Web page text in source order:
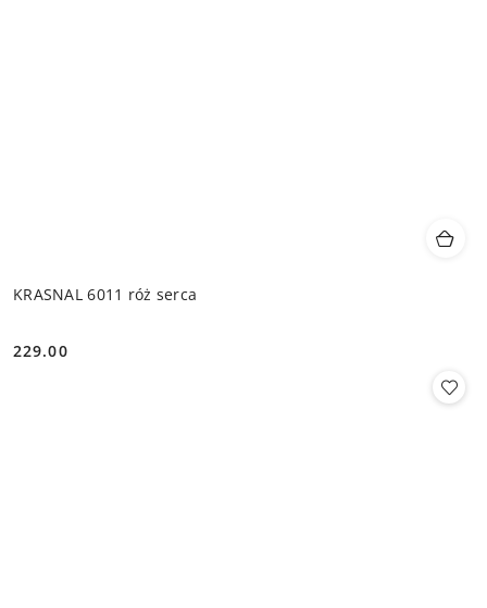
KRASNAL 6011 róż serca
Cena:
229.00